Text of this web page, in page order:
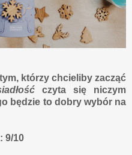
którzy chcieliby zacząć
czyta się niczym
będzie to dobry wybór na
9/10